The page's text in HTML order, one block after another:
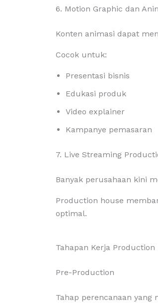
6. Motion Graphic dan
Konten animasi dapat
Cocok untuk:
Presentasi bisnis
Edukasi produk
Video explainer
Kampanye pemasaran
7. Live Streaming
Banyak perusahaan kini
Production house
optimal.
Tahapan Kerja Production
Pre-Production
Tahap perencanaan yang